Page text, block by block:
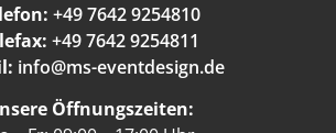
+49 7642 9254810
+49 7642 9254811
info@ms-eventdesign.de
Öffnungszeiten: